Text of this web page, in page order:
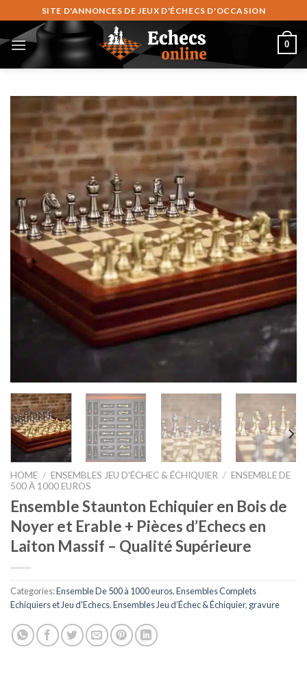
to
content
SITE D'ANNONCES DE JEUX D'ÉCHECS D'OCCASION
0
HOME / ENSEMBLES JEU D’ÉCHEC & ÉCHIQUIER / ENSEMBLE DE
500 À 1000 EUROS
Ensemble Staunton Echiquier en Bois de
Noyer et Erable + Pièces d’Echecs en
Laiton Massif – Qualité Supérieure
Categories:Ensemble De 500 à 1000 euros,Ensembles Complets
Echiquiers et Jeu d'Echecs,Ensembles Jeu d’Échec & Échiquier, gravure